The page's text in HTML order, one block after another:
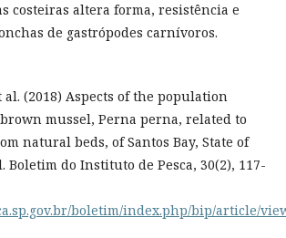
costeiras altera forma, resistência e
de gastrópodes carnívoros.
(2018) Aspects of the population
mussel, Perna perna, related to
natural beds, of Santos Bay, State of
Boletim do Instituto de Pesca, 30(2), 117-
boletim/index.php/bip/article/